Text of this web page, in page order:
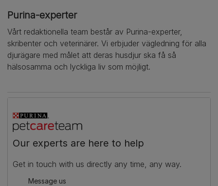
Purina-experter
Vårt redaktionella team består av Purina-experter,
skribenter och veterinärer. Vi erbjuder vägledning för alla
djurägare med målet att deras husdjur ska få så
hälsosamma och lyckliga liv som möjligt.
Our experts are here to help
Get in touch with us directly any time, any way.
Message us